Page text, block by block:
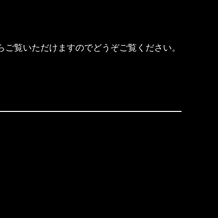
ご覧いただけますのでどうぞご覧ください。